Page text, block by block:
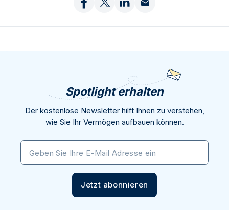
Spotlight erhalten
Der kostenlose Newsletter hilft Ihnen zu verstehen,
wie Sie Ihr Vermögen aufbauen können.
Geben Sie Ihre E-Mail Adresse ein
Jetzt abonnieren